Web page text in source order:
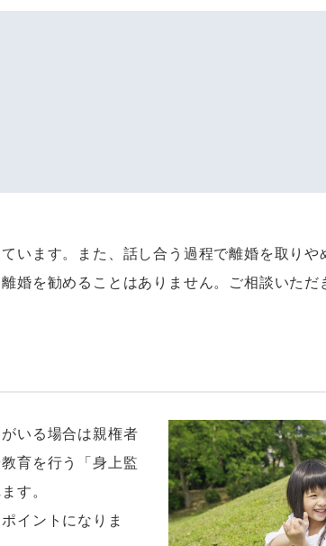
います。また、話し合う過程で離婚を取りや
婚を勧めることはありません。ご相談いただ
いる場合は親権者
育を行う「身上監
す。
イントになりま